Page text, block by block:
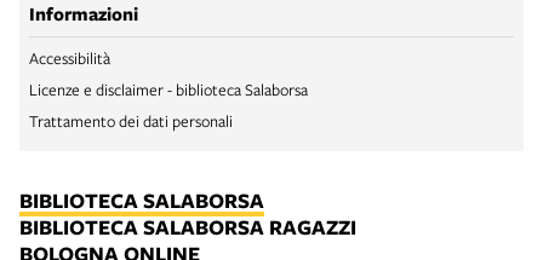
Informazioni
Accessibilità
Licenze e disclaimer - biblioteca Salaborsa
Trattamento dei dati personali
BIBLIOTECA SALABORSA
BIBLIOTECA SALABORSA RAGAZZI
BOLOGNA ONLINE